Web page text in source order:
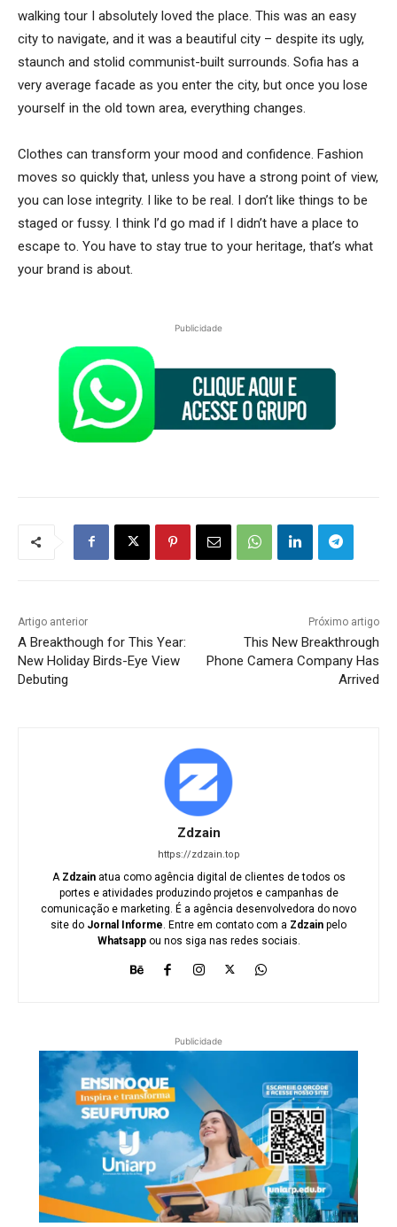
walking tour I absolutely loved the place. This was an easy
city to navigate, and it was a beautiful city – despite its ugly,
staunch and stolid communist-built surrounds. Sofia has a
very average facade as you enter the city, but once you lose
yourself in the old town area, everything changes.
Clothes can transform your mood and confidence. Fashion
moves so quickly that, unless you have a strong point of view,
you can lose integrity. I like to be real. I don’t like things to be
staged or fussy. I think I’d go mad if I didn’t have a place to
escape to. You have to stay true to your heritage, that’s what
your brand is about.
Publicidade
Artigo anterior
A Breakthough for This Year:
New Holiday Birds-Eye View
Debuting
Próximo artigo
This New Breakthrough
Phone Camera Company Has
Arrived
Zdzain
https://zdzain.top
A Zdzainatua como agência digital de clientes de todos os
portes e atividades produzindo projetos e campanhas de
comunicação e marketing. É a agência desenvolvedora do novo
site do Jornal Informe . Entre em contato com a Zdzain pelo
Whatsappou nos siga nas redes sociais.
Publicidade